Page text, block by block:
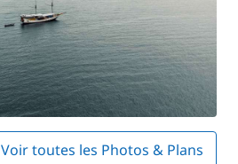
Voir toutes les Photos & Plans